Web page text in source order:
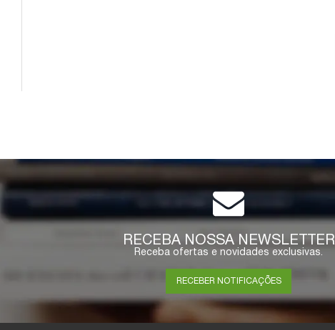
RECEBA NOSSA NEWSLETTER
Receba ofertas e novidades exclusivas.
RECEBER NOTIFICAÇÕES